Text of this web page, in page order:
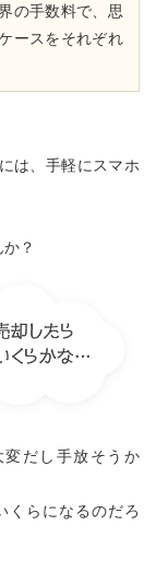
の手数料で、思
ースをそれぞれ
は、手軽にスマホ
？
変だし手放そうか
くらになるのだろ